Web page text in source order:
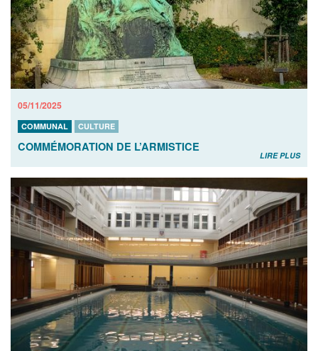
05/11/2025
COMMUNAL CULTURE
COMMÉMORATION DE L’ARMISTICE
LIRE PLUS